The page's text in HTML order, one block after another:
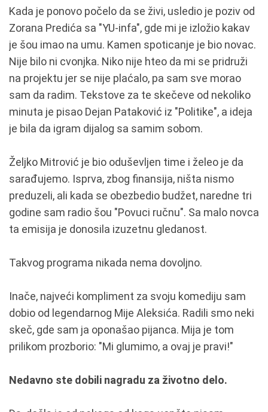
Kada je ponovo počelo da se živi, usledio je poziv od
Zorana Predića sa "YU-infa", gde mi je izložio kakav
je šou imao na umu. Kamen spoticanje je bio novac.
Nije bilo ni cvonjka. Niko nije hteo da mi se pridruži
na projektu jer se nije plaćalo, pa sam sve morao
sam da radim. Tekstove za te skečeve od nekoliko
minuta je pisao Dejan Pataković iz "Politike", a ideja
je bila da igram dijalog sa samim sobom.
Željko Mitrović je bio oduševljen time i želeo je da
sarađujemo. Isprva, zbog finansija, ništa nismo
preduzeli, ali kada se obezbedio budžet, naredne tri
godine sam radio šou "Povuci ručnu". Sa malo novca
ta emisija je donosila izuzetnu gledanost.
Takvog programa nikada nema dovoljno.
Inače, najveći kompliment za svoju komediju sam
dobio od legendarnog Mije Aleksića. Radili smo neki
skeč, gde sam ja oponašao pijanca. Mija je tom
prilikom prozborio: "Mi glumimo, a ovaj je pravi!"
Nedavno ste dobili nagradu za životno delo.